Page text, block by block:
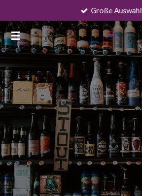
Hauptinhalt
springen
Große Auswahl